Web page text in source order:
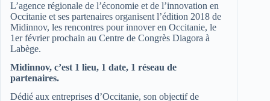
L’agence régionale de l’économie et de l’innovation en
Occitanie et ses partenaires organisent l’édition 2018 de
Midinnov, les rencontres pour innover en Occitanie, le
1er février prochain au Centre de Congrès Diagora à
Labège.
Midinnov, c’est 1 lieu, 1 date, 1 réseau de
partenaires.
Dédié aux entreprises d’Occitanie, son objectif de